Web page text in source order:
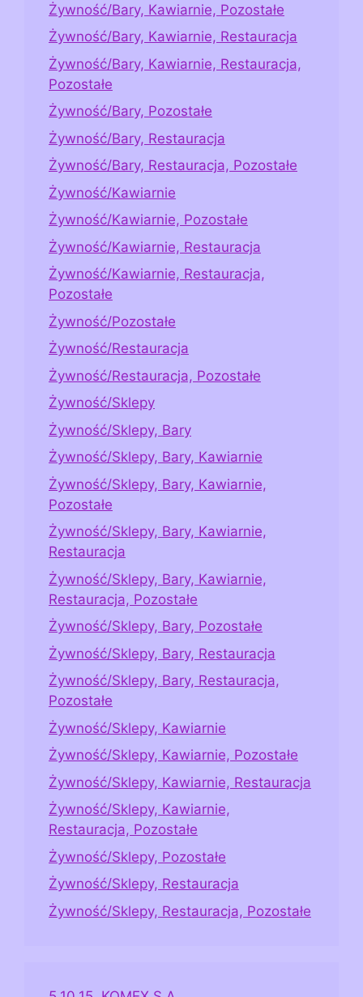
Żywność/Bary, Kawiarnie, Pozostałe
Żywność/Bary, Kawiarnie, Restauracja
Żywność/Bary, Kawiarnie, Restauracja,
Pozostałe
Żywność/Bary, Pozostałe
Żywność/Bary, Restauracja
Żywność/Bary, Restauracja, Pozostałe
Żywność/Kawiarnie
Żywność/Kawiarnie, Pozostałe
Żywność/Kawiarnie, Restauracja
Żywność/Kawiarnie, Restauracja,
Pozostałe
Żywność/Pozostałe
Żywność/Restauracja
Żywność/Restauracja, Pozostałe
Żywność/Sklepy
Żywność/Sklepy, Bary
Żywność/Sklepy, Bary, Kawiarnie
Żywność/Sklepy, Bary, Kawiarnie,
Pozostałe
Żywność/Sklepy, Bary, Kawiarnie,
Restauracja
Żywność/Sklepy, Bary, Kawiarnie,
Restauracja, Pozostałe
Żywność/Sklepy, Bary, Pozostałe
Żywność/Sklepy, Bary, Restauracja
Żywność/Sklepy, Bary, Restauracja,
Pozostałe
Żywność/Sklepy, Kawiarnie
Żywność/Sklepy, Kawiarnie, Pozostałe
Żywność/Sklepy, Kawiarnie, Restauracja
Żywność/Sklepy, Kawiarnie,
Restauracja, Pozostałe
Żywność/Sklepy, Pozostałe
Żywność/Sklepy, Restauracja
Żywność/Sklepy, Restauracja, Pozostałe